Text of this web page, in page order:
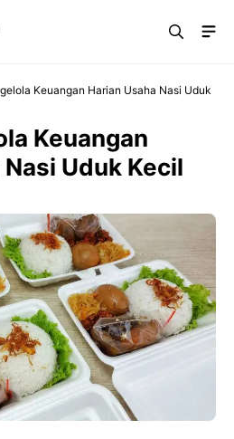
Keuangan Harian Usaha Nasi Uduk
Keuangan
Uduk Kecil